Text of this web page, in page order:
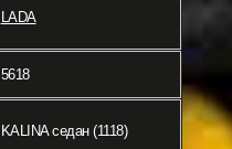
LADA
5618
KALINA седан (1118)